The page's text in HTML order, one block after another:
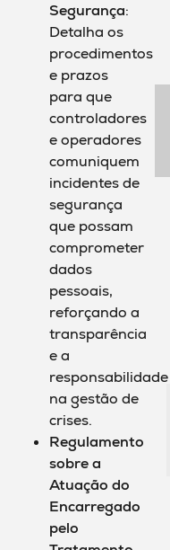
Segurança:
Detalha os
procedimentos
e prazos
para que
controladores
e operadores
comuniquem
incidentes de
segurança
que possam
comprometer
dados
pessoais,
reforçando a
transparência
e a
responsabilidade
na gestão de
crises.
Regulamento
sobre a
Atuação do
Encarregado
pelo